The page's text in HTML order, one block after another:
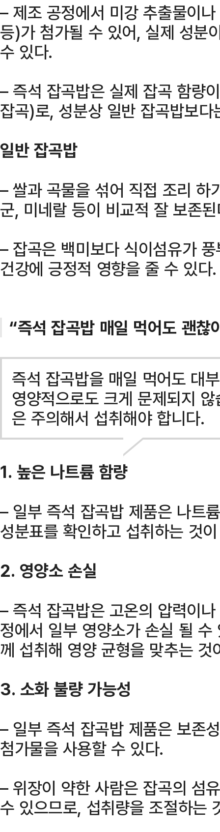
– 제조 공정에서 미강 추출물이
등)가 첨가될 수 있어, 실제 성분
수 있다.
– 즉석 잡곡밥은 실제 잡곡 함량
잡곡)로, 성분상 일반 잡곡밥보
일반 잡곡밥
– 쌀과 곡물을 섞어 직접 조리 하
군, 미네랄 등이 비교적 잘 보존
– 잡곡은 백미보다 식이섬유가
건강에 긍정적 영향을 줄 수 있다.
“즉석 잡곡밥 매일 먹어도 괜찮
즉석 잡곡밥을 매일 먹어도 대
영양적으로도 크게 문제되지
은 주의해서 섭취해야 합니다.
1. 높은 나트륨 함량
– 일부 즉석 잡곡밥 제품은 나트
성분표를 확인하고 섭취하는 것
2. 영양소 손실
– 즉석 잡곡밥은 고온의 압력이
정에서 일부 영양소가 손실 될
께 섭취해 영양 균형을 맞추는 것
3. 소화 불량 가능성
– 일부 즉석 잡곡밥 제품은 보존
첨가물을 사용할 수 있다.
– 위장이 약한 사람은 잡곡의 섬
수 있으므로, 섭취량을 조절하는